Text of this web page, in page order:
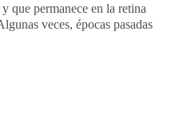
que permanece en la retina
veces, épocas pasadas